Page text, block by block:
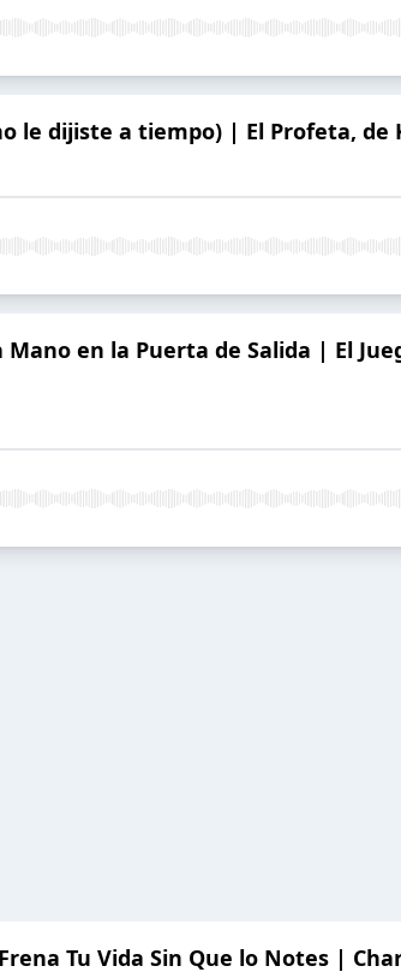
le dijiste a tiempo) | El Profeta, de
Mano en la Puerta de Salida | El
Tu Vida Sin Que lo Notes |